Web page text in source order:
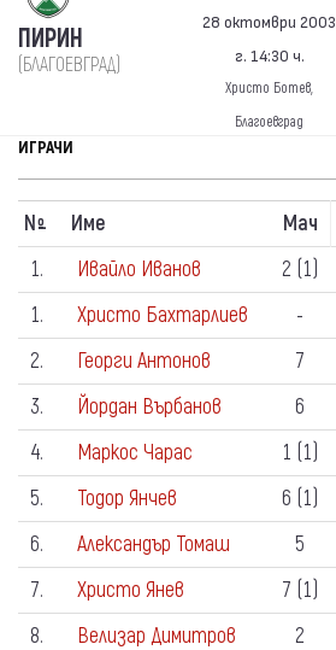
ПИРИН
(БЛАГОЕВГРАД)
28 октомври 2003
г. 14:30 ч.
Христо Ботев,
Благоевград
ИГРАЧИ
Nº Име Мач
1.
Ивайло Иванов 2 (1)
1.
Христо Бахтарлиев -
2.
Георги Антонов 7
3.
Йордан Върбанов 6
4.
Маркос Чарас 1 (1)
5.
Тодор Янчев 6 (1)
6.
Александър Томаш 5
7.
Христо Янев 7 (1)
8.
Велизар Димитров 2